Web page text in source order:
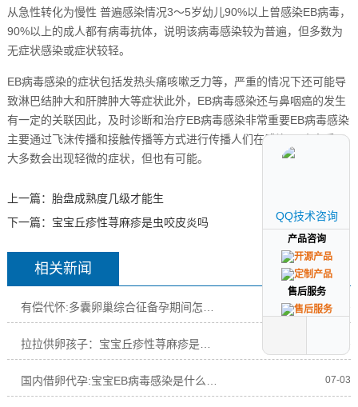
从急性转化为慢性 普遍感染情况3～5岁幼儿90%以上曾感染EB病毒，
90%以上的成人都有病毒抗体，说明该病毒感染较为普遍，但多数为
无症状感染或症状较轻。
EB病毒感染的症状包括发热头痛咳嗽乏力等，严重的情况下还可能导
致淋巴结肿大和肝脾肿大等症状此外，EB病毒感染还与鼻咽癌的发生
有一定的关联因此，及时诊断和治疗EB病毒感染非常重要EB病毒感染
主要通过飞沫传播和接触传播等方式进行传播人们在感染EB病毒后，
大多数会出现轻微的症状，但也有可能。
上一篇： 胎盘成熟度几级才能生
下一篇： 宝宝丘疹性荨麻疹是虫咬皮炎吗
相关新闻
07-03
拉拉供卵孩子：宝宝丘疹性荨麻疹是虫咬皮炎吗
07-03
QQ技术咨询
产品咨询
售后服务
QQ技术咨询
产品咨询
售后服务